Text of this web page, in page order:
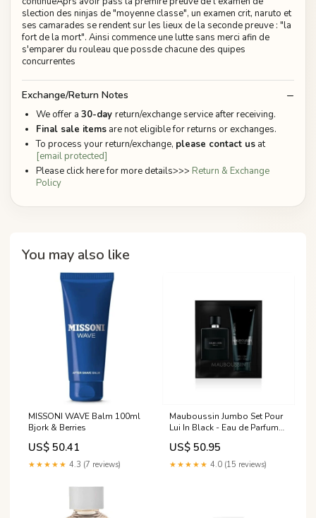
slection des ninjas de "moyenne classe", un examen crit, naruto et
ses camarades se rendent sur les lieux de la seconde preuve : "la
fort de la mort". Ainsi commence une lutte sans merci afin de
s'emparer du rouleau que possde chacune des quipes
concurrentes
Exchange/Return Notes
We offer a 30-day return/exchange service after receiving.
Final sale items are not eligible for returns or exchanges.
To process your return/exchange, please contact us at
[email protected]
Please click here for more details>>> Return & Exchange
Policy
You may also like
MISSONI WAVE Balm 100ml
Bjork & Berries
US$ 50.41
★★★★★ 4.3 (7 reviews)
Mauboussin Jumbo Set Pour
Lui In Black - Eau de Parfum
100ml Shower Gel 200ml
Laura Biagiotti
US$ 50.95
★★★★★ 4.0 (15 reviews)